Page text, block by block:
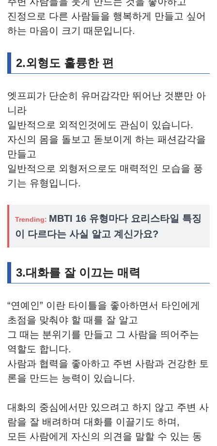
진정으로 다른 사람들을 행복하게 만들고 싶어
하는 마음이 크기 때문입니다.
2.외형도 훌륭한 편
엣프피가 단순히 유머감각만 뛰어난 것뿐만 아
니라
일반적으로 외적인것에도 관심이 있습니다.
자신의 몸을 돌보고 돋보이게 하는 패션감각을
만들고
일반적으로 외형저으로도 매력적인 모습을 풍
기는 유형입니다.
Trending: MBTI 16 유형마다 요리스타일 특징
이 다르다는 사실 알고 계신가요?
3.대화를 잘 이끄는 매력
“연예인” 이란 타이틀을 좋아하면서 타인에게
초점을 맞춰야 할 때를 잘 알고
그 때는 분위기를 만들고 그 사람을 띄어주는
역할도 합니다.
사람과 협력을 좋아하고 주변 사람과 건강한 토
론을 만드는 능력이 있습니다.
대화의 중심에서만 있으려고 하지 않고 주변 사
람을 잘 배려하며 대화를 이끌기도 하며,
모든 사람에게 자신의 의견을 말할 수 있는 동